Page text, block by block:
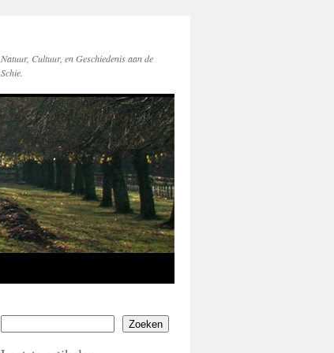
Natuur, Cultuur, en Geschiedenis aan de
Schie.
Zoeken